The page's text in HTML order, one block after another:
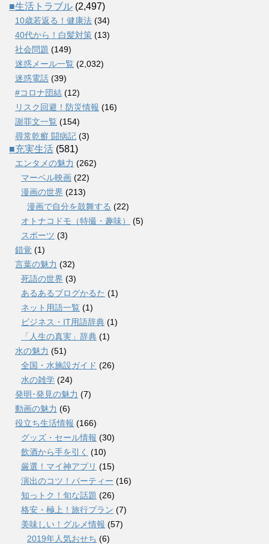
■生活トラブル (2,497)
10歳若返る！健康法 (34)
40代から！白髪対策 (13)
社会問題 (149)
迷惑メール一覧 (2,032)
迷惑電話 (39)
#コロナ団結 (12)
リスク回避！防災情報 (16)
謝罪文一覧 (154)
尋常乾癬 闘病記 (3)
■充実生活 (581)
エンタメの魅力 (262)
マーベル映画 (22)
漫画の世界 (213)
漫画で自分を鼓舞する (22)
オトナコドモ（特撮・趣味）
(5)
スポーツ (3)
錯覚 (1)
言葉の魅力 (32)
死語の世界 (3)
あるあるブログかるた (1)
ネット用語一覧 (1)
ビジネス・IT用語辞典 (1)
「人生の真実」辞典 (1)
水の魅力 (51)
全国・水施設ガイド (26)
水の雑学 (24)
発明･発見の魅力 (7)
動画の魅力 (6)
役立ち生活情報 (166)
グッズ・セール情報 (30)
飲酒から手を引く (10)
厳選！マイ神アプリ (15)
演出のコツ！パーティー (16)
知っトク！旬な話題 (26)
格安・極上！旅行プラン (7)
美味しい！グルメ情報 (57)
2019年人気おせち (6)